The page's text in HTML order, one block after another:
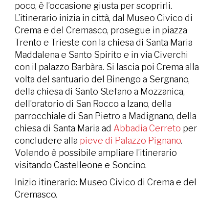
poco, è l’occasione giusta per scoprirli.
L’itinerario inizia in città, dal Museo Civico di
Crema e del Cremasco, prosegue in piazza
Trento e Trieste con la chiesa di Santa Maria
Maddalena e Santo Spirito e in via Civerchi
con il palazzo Barbàra. Si lascia poi Crema alla
volta del santuario del Binengo a Sergnano,
della chiesa di Santo Stefano a Mozzanica,
dell’oratorio di San Rocco a Izano, della
parrocchiale di San Pietro a Madignano, della
chiesa di Santa Maria ad Abbadia Cerreto per
concludere alla pieve di Palazzo Pignano.
Volendo è possibile ampliare l’itinerario
visitando Castelleone e Soncino.
Inizio itinerario: Museo Civico di Crema e del
Cremasco.